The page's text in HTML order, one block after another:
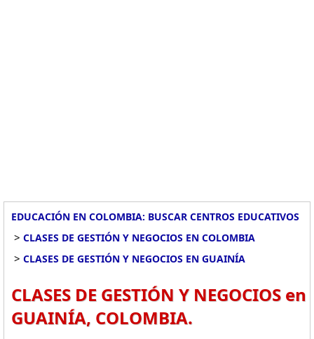
EDUCACIÓN EN COLOMBIA: BUSCAR CENTROS EDUCATIVOS
> CLASES DE GESTIÓN Y NEGOCIOS EN COLOMBIA
> CLASES DE GESTIÓN Y NEGOCIOS EN GUAINÍA
CLASES DE GESTIÓN Y NEGOCIOS en
GUAINÍA, COLOMBIA.